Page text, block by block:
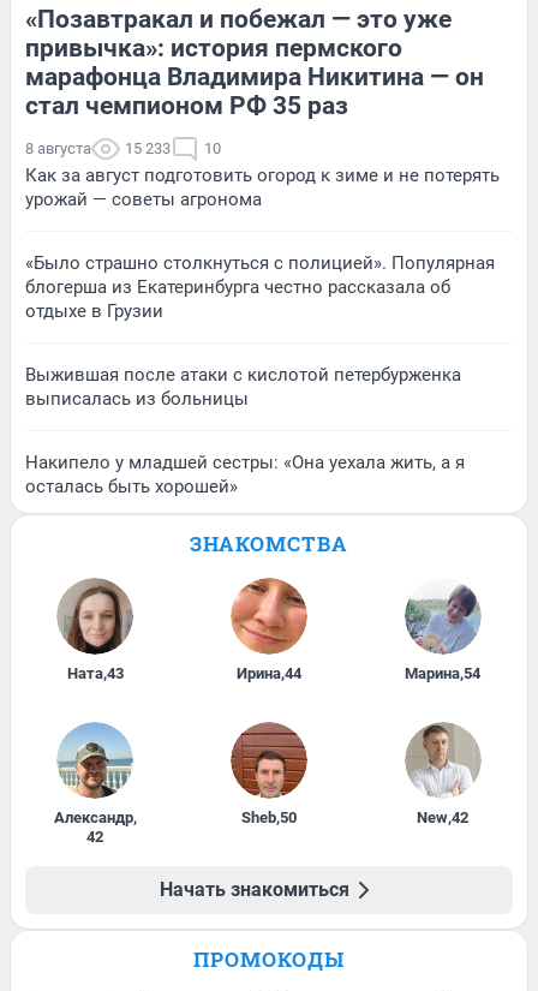
«Позавтракал и побежал — это уже
привычка»: история пермского
марафонца Владимира Никитина — он
стал чемпионом РФ 35 раз
8 августа 15 233 10
Как за август подготовить огород к зиме и не потерять
урожай — советы агронома
«Было страшно столкнуться с полицией». Популярная
блогерша из Екатеринбурга честно рассказала об
отдыхе в Грузии
Выжившая после атаки с кислотой петербурженка
выписалась из больницы
Накипело у младшей сестры: «Она уехала жить, а я
осталась быть хорошей»
ЗНАКОМСТВА
Ната,43 Ирина,44 Марина,54
Александр,
42
Sheb,50 New,42
Начать знакомиться
ПРОМОКОДЫ